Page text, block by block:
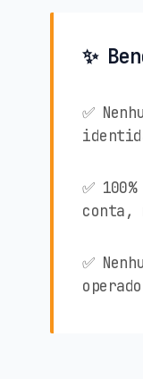
✨
✅
✅
conta,
✅